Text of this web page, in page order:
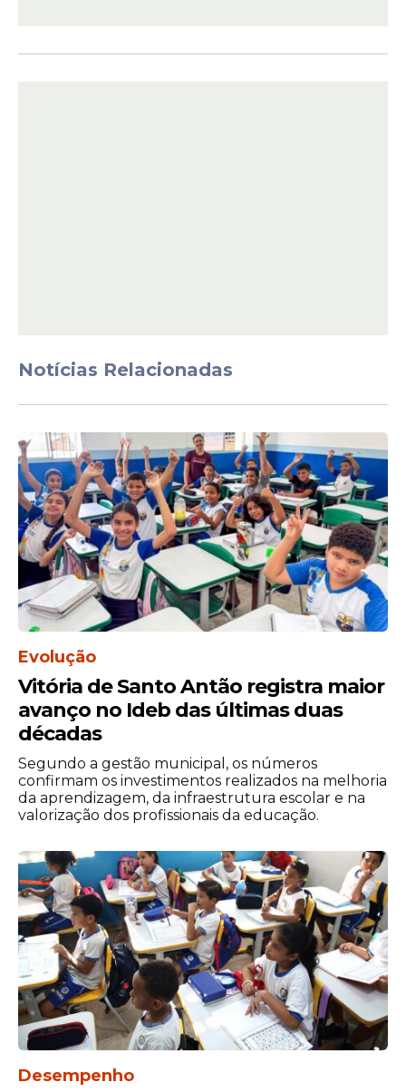
Pernambuco mantém compromisso com a
Notícias Relacionadas
Evolução
Vitória de Santo Antão registra maior
avanço no Ideb das últimas duas
décadas
Segundo a gestão municipal, os números
confirmam os investimentos realizados na melhoria
da aprendizagem, da infraestrutura escolar e na
valorização dos profissionais da educação.
Desempenho